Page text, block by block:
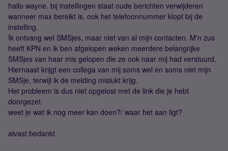
hallo wayne. bij instellingen staat oude berichten verwijderen
wanneer max bereikt is. ook het telefoonnummer klopt bij de
instelling.
Ik ontvang wel SMSjes, maar niet van al mijn contacten. M'n zus
heeft KPN en ik ben afgelopen weken meerdere belangrijke
SMSjes van haar mis gelopen die ze ook naar mij had verstuurd.
Hiernaast krijgt een collega van mij soms wel en soms niet mijn
SMSje, terwijl ik de melding mislukt krijg.
Het probleem is dus niet opgelost met de link die je hebt
doorgezet.
weet je wat ik nog meer kan doen?/ waar het aan ligt?
alvast bedankt.